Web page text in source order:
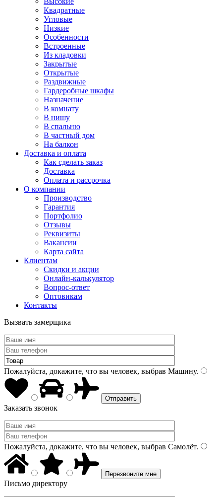
Квадратные
Угловые
Низкие
Особенности
Встроенные
Из кладовки
Закрытые
Открытые
Раздвижные
Гардеробные шкафы
Назначение
В комнату
В нишу
В спальню
В частный дом
На балкон
Доставка и оплата
Как сделать заказ
Доставка
Оплата и рассрочка
О компании
Производство
Гарантия
Портфолио
Отзывы
Реквизиты
Вакансии
Карта сайта
Клиентам
Скидки и акции
Онлайн-калькулятор
Вопрос-ответ
Оптовикам
Контакты
Вызвать замерщика
Пожалуйста, докажите, что вы человек, выбрав Машину.
Заказать звонок
Пожалуйста, докажите, что вы человек, выбрав Самолёт.
Письмо директору